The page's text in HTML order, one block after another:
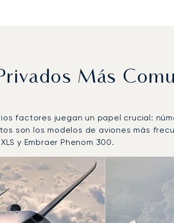
Más
factores juegan un papel crucial:
son los modelos de aviones más
y Embraer Phenom 300.
: Los 3 modelos de aeronave más
de aeronave
Movimientos de vuelo en 2025
(km/h)
Velocidad (nudos)
(NM)